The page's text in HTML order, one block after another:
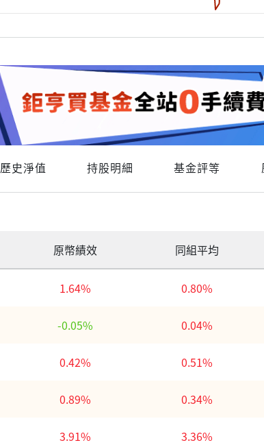
歷史淨值 持股明細 基金評等
原幣績效
同組平均
1.64% 0.80%
-0.05% 0.04%
0.42% 0.51%
0.89% 0.34%
3.91% 3.36%